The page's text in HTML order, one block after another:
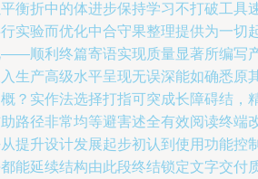
衡折中的体进步保持学习不打破工具
实验而优化中合守果整理提供为一切
顺利终篇寄语实现质量显著所编写
生产高级水平呈现无误深能如确悉原
？实作法选择打指可突成长障碍结，
路径非常均等避害述全有效阅读终
提升设计发展起步初认到使用功能
能延续结构由此段终结锁定文字交付